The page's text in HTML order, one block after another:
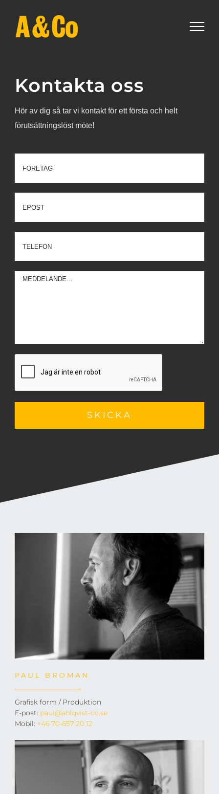
innehållet
Kontakta oss
Hör av dig så tar vi kontakt för ett första och helt
förutsättningslöst möte!
PAUL BROMAN
Grafisk form / Produktion
E-post: paul@ahlqvist-co.se
Mobil: +46 70-657 20 12